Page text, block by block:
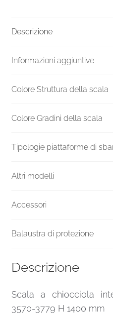
Ø
mm
Descrizione
Informazioni aggiuntive
Colore Struttura della scala
Colore Gradini della scala
Tipologie piattaforme di
Altri modelli
Accessori
Balaustra di protezione
Descrizione
Scala a chiocciola
3570-3779 H 1400 mm